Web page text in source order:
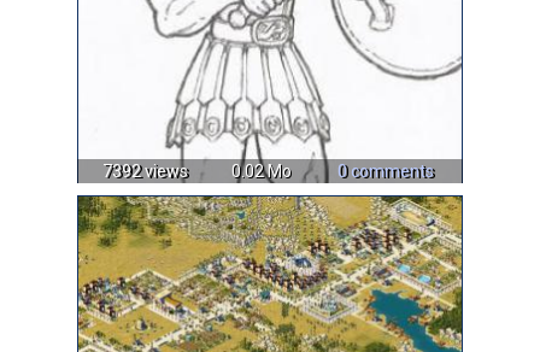
7392 views 0.02 Mo 0 comments